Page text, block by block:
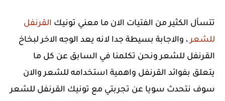
تتسأل الكثير من الفتيات الان ما معني تونيك القرنفل
للشعر، والاجابة بسيطة جدا لانه يعد الوجه الاخر لبخاخ
القرنفل للشعر ونحن تكلمنا في السابق عن كل ما
يتعلق بفوائد القرنفل واهمية استخدامه للشعر والان
سوف نتحدث سويا عن تجربتي مع تونيك القرنفل للشعر